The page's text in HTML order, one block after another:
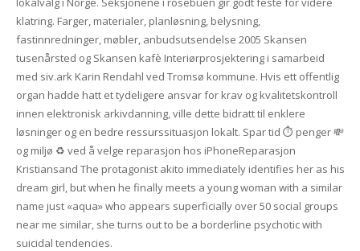
klatring. Farger, materialer, planløsning, belysning,
fastinnredninger, møbler, anbudsutsendelse 2005 Skansen
tusenårsted og Skansen kafè Interiørprosjektering i samarbeid
med siv.ark Karin Rendahl ved Tromsø kommune. Hvis ett offentlig
organ hadde hatt et tydeligere ansvar for krav og kvalitetskontroll
innen elektronisk arkivdanning, ville dette bidratt til enklere
løsninger og en bedre ressurssituasjon lokalt. Spar tid ⏱ penger 💸
og miljø ♻️ ved å velge reparasjon hos iPhoneReparasjon
Kristiansand The protagonist akito immediately identifies her as his
dream girl, but when he finally meets a young woman with a similar
name just «aqua» who appears superficially over 50 social groups
near me similar, she turns out to be a borderline psychotic with
suicidal tendencies.